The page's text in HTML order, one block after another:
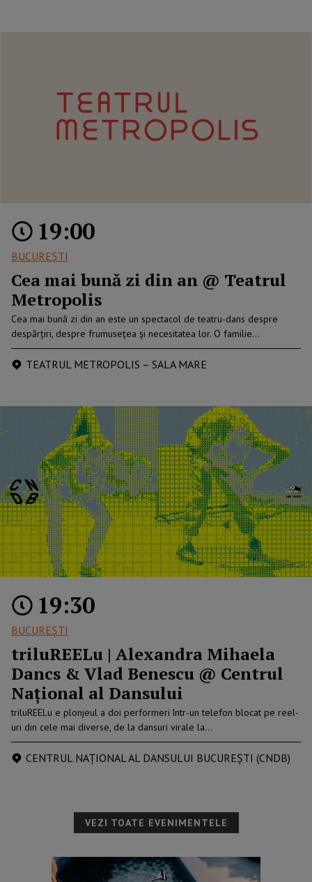
19:00
BUCUREŞTI
Cea mai bună zi din an @ Teatrul
Metropolis
Cea mai bună zi din an este un spectacol de teatru-dans despre
despărțiri, despre frumusețea și necesitatea lor. O familie…
TEATRUL METROPOLIS – SALA MARE
19:30
BUCUREŞTI
triluREELu | Alexandra Mihaela
Dancs & Vlad Benescu @ Centrul
Naţional al Dansului
triluREELu e plonjeul a doi performeri într-un telefon blocat pe reel-
uri din cele mai diverse, de la dansuri virale la…
CENTRUL NAȚIONAL AL DANSULUI BUCUREȘTI (CNDB)
VEZI TOATE EVENIMENTELE